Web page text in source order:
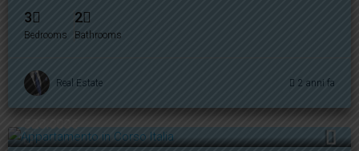
3
Bedrooms
2
Bathrooms
Real Estate 2 anni fa
520.000€